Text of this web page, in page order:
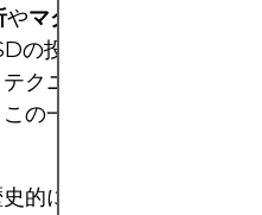
やマクロ経済指標
の投機筋のポジション
クニカルチャートが強
の一致はロングポジシ
的に見て過剰に拡大し